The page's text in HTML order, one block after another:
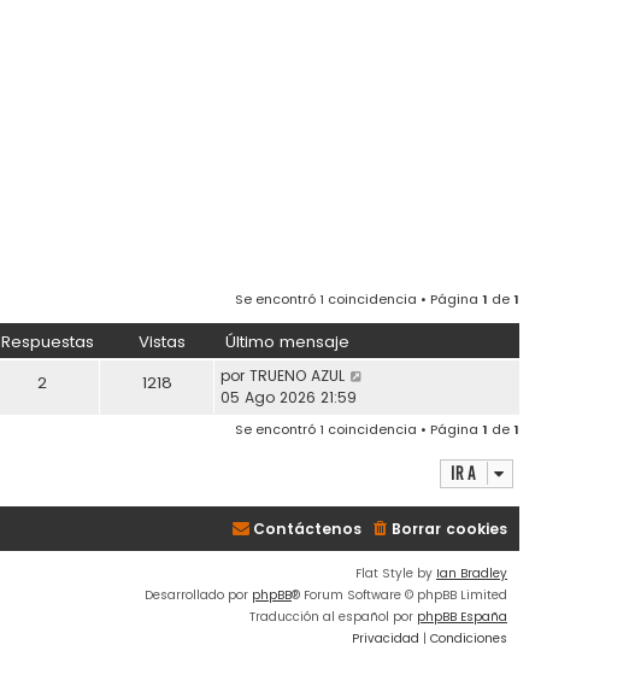
Se encontró 1 coincidencia • Página 1 de1
Respuestas Vistas Último mensaje
2 1218 por TRUENO AZUL
05 Ago 2026 21:59
Se encontró 1 coincidencia • Página 1 de1
Ir a
Borrar cookies
Contáctenos
Flat Style by Ian Bradley
Desarrollado por phpBB® Forum Software © phpBB Limited
Traducción al español por phpBB España
Privacidad | Condiciones